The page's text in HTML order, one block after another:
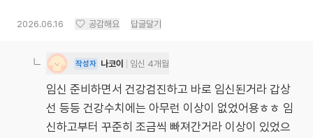
2026.06.16 공감해요 답글달기
작성자 나코이 임신 4개월
임신 준비하면서 건강검진하고 바로 임신된거라 갑상
선 등등 건강수치에는 아무런 이상이 없었어용ㅎㅎ 임
신하고부터 꾸준히 조금씩 빠져간거라 이상이 있었으